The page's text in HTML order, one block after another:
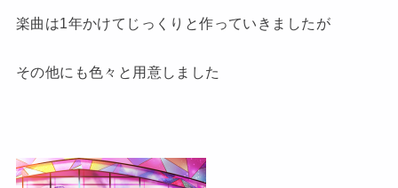
楽曲は1年かけてじっくりと作っていきましたが
その他にも色々と用意しました